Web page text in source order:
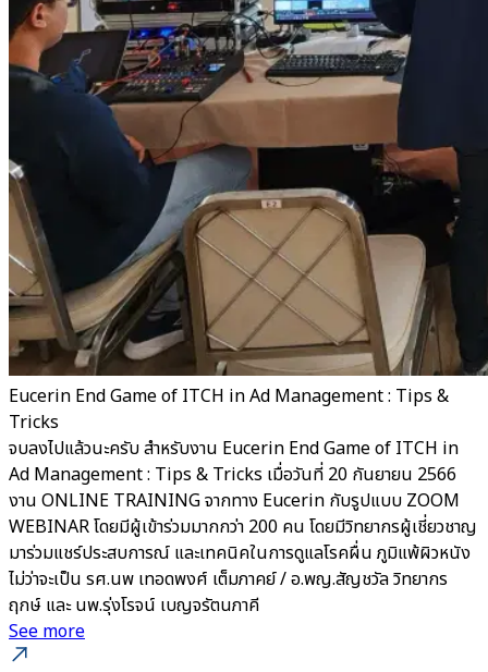
Eucerin End Game of ITCH in Ad Management : Tips &
Tricks
จบลงไปแล้วนะครับ สำหรับงาน Eucerin End Game of ITCH in
Ad Management : Tips & Tricks เมื่อวันที่ 20 กันยายน 2566
งาน ONLINE TRAINING จากทาง Eucerin กับรูปแบบ ZOOM
WEBINAR โดยมีผู้เข้าร่วมมากกว่า 200 คน โดยมีวิทยากรผู้เชี่ยวชาญ
มาร่วมแชร์ประสบการณ์ และเทคนิคในการดูแลโรคผื่น ภูมิแพ้ผิวหนัง
ไม่ว่าจะเป็น รศ.นพ เทอดพงศ์ เต็มภาคย์ / อ.พญ.สัญชวัล วิทยากร
ฤกษ์ และ นพ.รุ่งโรจน์ เบญจรัตนภาคี
See more